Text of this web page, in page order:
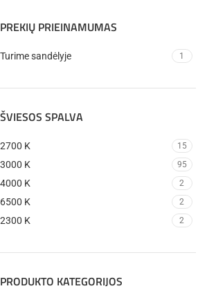
PREKIŲ PRIEINAMUMAS
Turime sandėlyje 1
ŠVIESOS SPALVA
2700 K 15
3000 K 95
4000 K 2
6500 K 2
2300 K 2
PRODUKTO KATEGORIJOS